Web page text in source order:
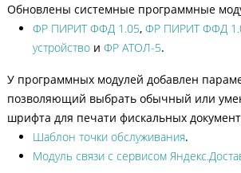
Обновлены системные программные
ФР ПИРИТ ФФД 1.05, ФР ПИРИТ ФФД
устройство и ФР АТОЛ-5.
У программных модулей добавлен
позволяющий выбрать обычный или
шрифта для печати фискальных
Шаблон точки обслуживания.
Модуль связи с сервисом